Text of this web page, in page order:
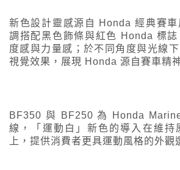
新色設計靈感源自 Honda 經典賽
調搭配黑色飾條與紅色 Honda 標
度感與力量感；於不同角度與光線
視覺效果，展現 Honda 源自賽車精
BF350 與 BF250 為 Honda
線，「運動白」新色的導入在維持
上，提供消費者更具運動風格的外觀